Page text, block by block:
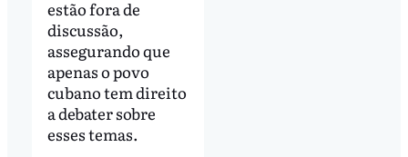
estão fora de
discussão,
assegurando que
apenas o povo
cubano tem direito
a debater sobre
esses temas.